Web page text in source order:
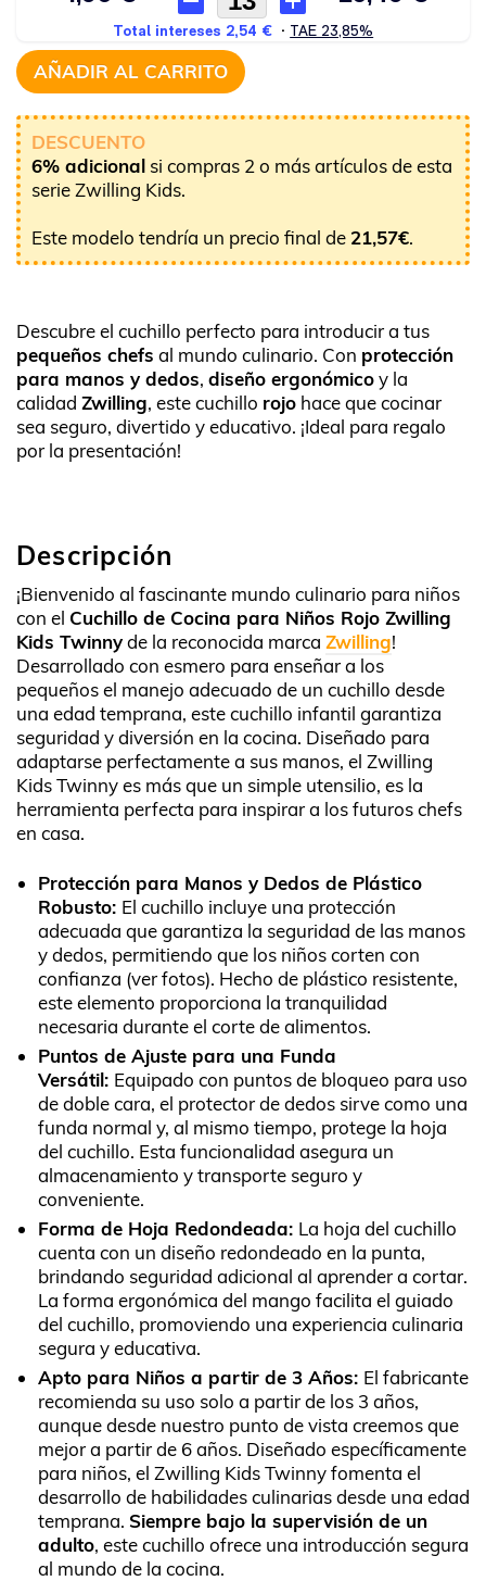
AÑADIR AL CARRITO
DESCUENTO
6% adicional si compras 2 o más artículos de esta
serie Zwilling Kids.
Este modelo tendría un precio final de 21,57€.
Descubre el cuchillo perfecto para introducir a tus
pequeños chefs al mundo culinario. Con protección
para manos y dedos, diseño ergonómicoy la
calidad Zwilling, este cuchillo rojo hace que cocinar
sea seguro, divertido y educativo. ¡Ideal para regalo
por la presentación!
Descripción
¡Bienvenido al fascinante mundo culinario para niños
con el Cuchillo de Cocina para Niños Rojo Zwilling
Kids Twinnyde la reconocida marca Zwilling!
Desarrollado con esmero para enseñar a los
pequeños el manejo adecuado de un cuchillo desde
una edad temprana, este cuchillo infantil garantiza
seguridad y diversión en la cocina. Diseñado para
adaptarse perfectamente a sus manos, el Zwilling
Kids Twinny es más que un simple utensilio, es la
herramienta perfecta para inspirar a los futuros chefs
en casa.
Protección para Manos y Dedos de Plástico
Robusto: El cuchillo incluye una protección
adecuada que garantiza la seguridad de las manos
y dedos, permitiendo que los niños corten con
confianza (ver fotos). Hecho de plástico resistente,
este elemento proporciona la tranquilidad
necesaria durante el corte de alimentos.
Puntos de Ajuste para una Funda
Versátil: Equipado con puntos de bloqueo para uso
de doble cara, el protector de dedos sirve como una
funda normal y, al mismo tiempo, protege la hoja
del cuchillo. Esta funcionalidad asegura un
almacenamiento y transporte seguro y
conveniente.
Forma de Hoja Redondeada: La hoja del cuchillo
cuenta con un diseño redondeado en la punta,
brindando seguridad adicional al aprender a cortar.
La forma ergonómica del mango facilita el guiado
del cuchillo, promoviendo una experiencia culinaria
segura y educativa.
Apto para Niños a partir de 3 Años: El fabricante
recomienda su uso solo a partir de los 3 años,
aunque desde nuestro punto de vista creemos que
mejor a partir de 6 años. Diseñado específicamente
para niños, el Zwilling Kids Twinny fomenta el
desarrollo de habilidades culinarias desde una edad
temprana. Siempre bajo la supervisión de un
adulto, este cuchillo ofrece una introducción segura
al mundo de la cocina.